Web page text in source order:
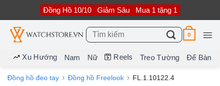
nội
dung
Đồng Hồ 10/10 Giảm Sâu Mua 1 tặng 1
Tìm
kiếm:
0
Xu Hướng Nam Nữ Reels Treo Tường Để Bàn
Đồng hồ đeo tay Đồng hồ Freelook FL.1.10122.4